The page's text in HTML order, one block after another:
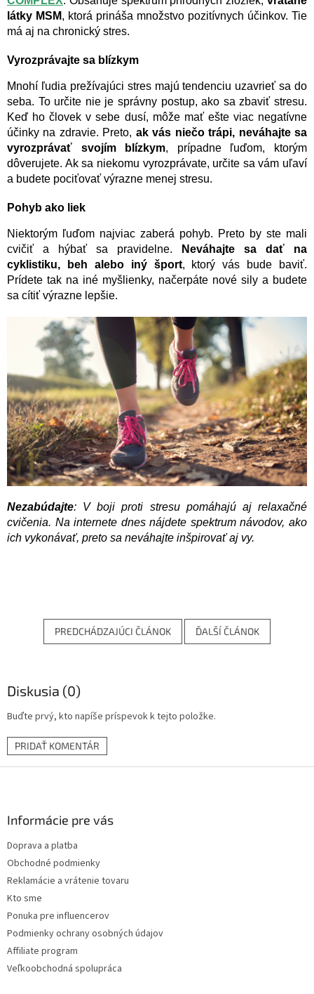
látky MSM, ktorá prináša množstvo pozitívnych účinkov. Tie
má aj na chronický stres.
Vyrozprávajte sa blízkym
Mnohí ľudia prežívajúci stres majú tendenciu uzavrieť sa do
seba. To určite nie je správny postup, ako sa zbaviť stresu.
Keď ho človek v sebe dusí, môže mať ešte viac negatívne
účinky na zdravie. Preto, ak vás niečo trápi, neváhajte sa
vyrozprávať svojím blízkym, prípadne ľuďom, ktorým
dôverujete. Ak sa niekomu vyrozprávate, určite sa vám uľaví
a budete pociťovať výrazne menej stresu.
Pohyb ako liek
Niektorým ľuďom najviac zaberá pohyb. Preto by ste mali
cvičiť a hýbať sa pravidelne.
Neváhajte sa dať na
cyklistiku, beh alebo iný šport, ktorý vás bude baviť.
Prídete tak na iné myšlienky, načerpáte nové sily a budete
sa cítiť výrazne lepšie.
Nezabúdajte: V boji proti stresu pomáhajú aj relaxačné
cvičenia. Na internete dnes nájdete spektrum návodov, ako
ich vykonávať, preto sa neváhajte inšpirovať aj vy.
PREDCHÁDZAJÚCI ČLÁNOK ĎALŠÍ ČLÁNOK
Diskusia (0)
Buďte prvý, kto napíše príspevok k tejto položke.
PRIDAŤ KOMENTÁR
Informácie pre vás
Doprava a platba
Obchodné podmienky
Reklamácie a vrátenie tovaru
Kto sme
Ponuka pre influencerov
Podmienky ochrany osobných údajov
Affiliate program
Veľkoobchodná spolupráca